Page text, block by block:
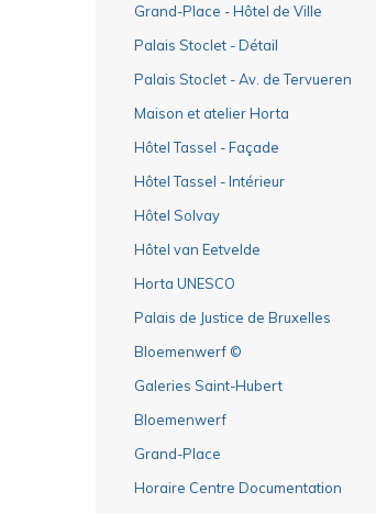
Grand-Place - Hôtel de Ville
Palais Stoclet - Détail
Palais Stoclet - Av. de Tervueren
Maison et atelier Horta
Hôtel Tassel - Façade
Hôtel Tassel - Intérieur
Hôtel Solvay
Hôtel van Eetvelde
Horta UNESCO
Palais de Justice de Bruxelles
Bloemenwerf ©
Galeries Saint-Hubert
Bloemenwerf
Grand-Place
Horaire Centre Documentation